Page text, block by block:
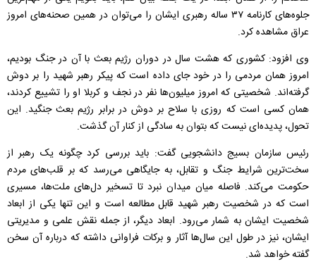
جلوه‌های کارنامه ۳۷ ساله رهبری ایشان را می‌توان در همین صحنه‌های امروز
عراق مشاهده کرد.
وی افزود: کشوری که هشت سال در دوران رژیم بعث با آن در جنگ بودیم،
امروز همان مردمی را در خود جای داده است که پیکر رهبر شهید را بر دوش
گرفته‌اند. شخصیتی که امروز میلیون‌ها نفر در نجف و کربلا او را تشییع کردند،
همان کسی است که روزی با سلاح بر دوش در برابر رژیم بعث جنگید. این
تحول، پدیده‌ای نیست که بتوان به سادگی از کنار آن گذشت.
رئیس سازمان بسیج دانشجویی گفت: باید بررسی کرد چگونه یک رهبر از
سخت‌ترین شرایط جنگ و تقابل، به جایگاهی می‌رسد که بر قلب‌های مردم
حکومت می‌کند. فاصله میان میدان نبرد تا تسخیر دل‌های ملت‌ها، مسیری
است که در شخصیت رهبر شهید قابل مطالعه است و این تنها یکی از ابعاد
شخصیت ایشان به شمار می‌رود. ابعاد دیگر، از جمله نقش علمی و مدیریتی
ایشان، نیز در طول این سال‌ها آثار و برکات فراوانی داشته که درباره آن سخن
گفته خواهد شد.